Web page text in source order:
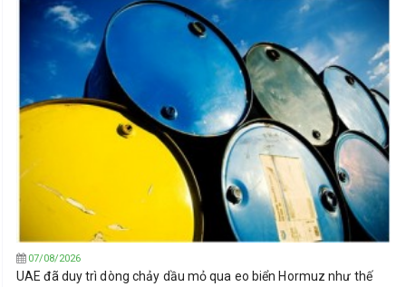
07/08/2026
UAE đã duy trì dòng chảy dầu mỏ qua eo biển Hormuz như thế